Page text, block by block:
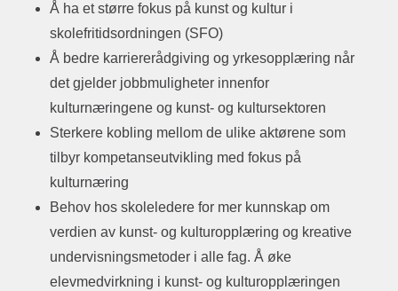
Å ha et større fokus på kunst og kultur i
skolefritidsordningen (SFO)
Å bedre karriererådgiving og yrkesopplæring når
det gjelder jobbmuligheter innenfor
kulturnæringene og kunst- og kultursektoren
Sterkere kobling mellom de ulike aktørene som
tilbyr kompetanseutvikling med fokus på
kulturnæring
Behov hos skoleledere for mer kunnskap om
verdien av kunst- og kulturopplæring og kreative
undervisningsmetoder i alle fag. Å øke
elevmedvirkning i kunst- og kulturopplæringen